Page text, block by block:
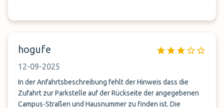
hogufe
12-09-2025
In der Anfahrtsbeschreibung fehlt der Hinweis dass die
Zufahrt zur Parkstelle auf der Rückseite der angegebenen
Campus-Straßen und Hausnummer zu finden ist. Die